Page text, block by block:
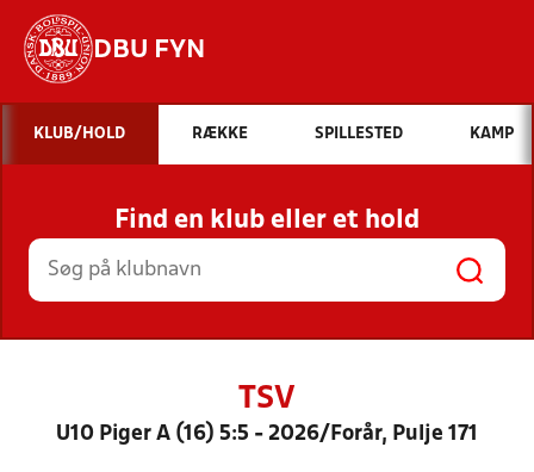
DBU FYN
Hvad vil du søge efter?
INDHOLD OG NYHEDER
STILLINGER, RESULTATER, KLUBBER OG
HOLD
KLUB/HOLD RÆKKE SPILLESTED KAMP
Find en klub eller et hold
TSV
U10 Piger A (16) 5:5 - 2026/Forår, Pulje 171